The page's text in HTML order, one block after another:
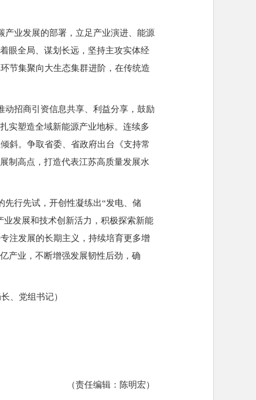
业发展的部署，立足产业演进、能源
眼全局、谋划长远，坚持主攻实体经
节集聚向大生态集群进阶，在传统造
招商引资信息共享、利益分享，鼓励
实塑造全域新能源产业地标。连续多
斜。争取省委、省政府出台《支持常
制高点，打造代表江苏高质量发展水
行先试，开创性凝练出“发电、储
发展和技术创新活力，积极探索新能
注发展的长期主义，持续培育更多增
产业，不断增强发展韧性后劲，确
、党组书记）
（责任编辑： 陈明宏）